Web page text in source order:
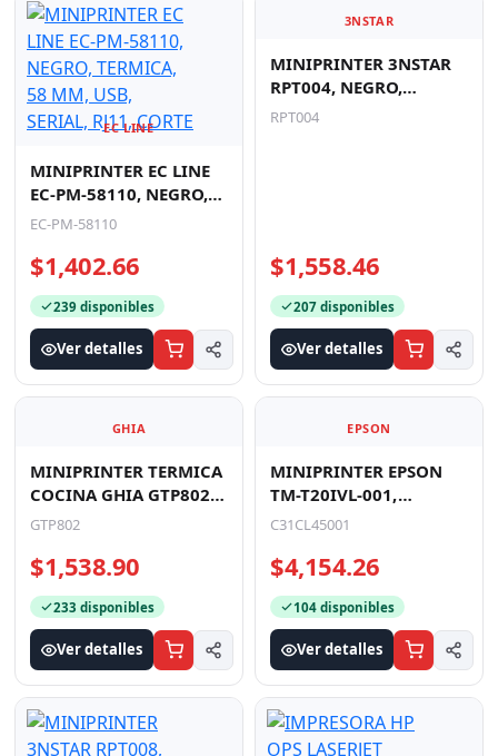
EC LINE
MINIPRINTER EC LINE
EC-PM-58110, NEGRO,
TERMICA, 58 MM, USB,
EC-PM-58110
$1,402.66
239 disponibles
Ver detalles
ETHERNET RED,
230MM/SEG, R
$1,558.46
207 disponibles
Ver detalles
MINIPRINTER TERMICA
COCINA GHIA GTP802 /
SONIDO / USB, ETHE
GTP802
$1,538.90
MINIPRINTER EPSON
TM-T20IVL-001,
PARA RECIBOS, COLOR
NEGRA
C31CL45001
$4,154.26